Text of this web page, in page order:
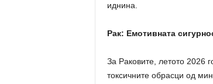
иднина.
Рак: Емотивната
За Раковите, летото 2026
токсичните обрасци од